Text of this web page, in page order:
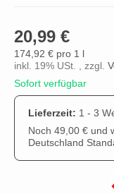
20,99 €
174,92 € pro 1 l
inkl. 19% USt. , zzgl.
Sofort verfügbar
Lieferzeit: 1 - 3
Noch 49,00 € und
Deutschland